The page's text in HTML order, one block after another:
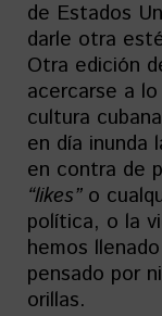
de Estados
darle otra
Otra edición
acercarse a
cultura
en día inunda
en contra de
“likes”o
política, o la
hemos
pensado por
orillas.